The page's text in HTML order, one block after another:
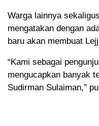
Warga lainnya
mengatakan dengan
baru akan membuat
“Kami sebagai
mengucapkan banyak
Sudirman Sulaiman,”